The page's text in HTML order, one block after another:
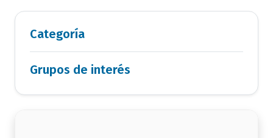
Categoría
Grupos de interés